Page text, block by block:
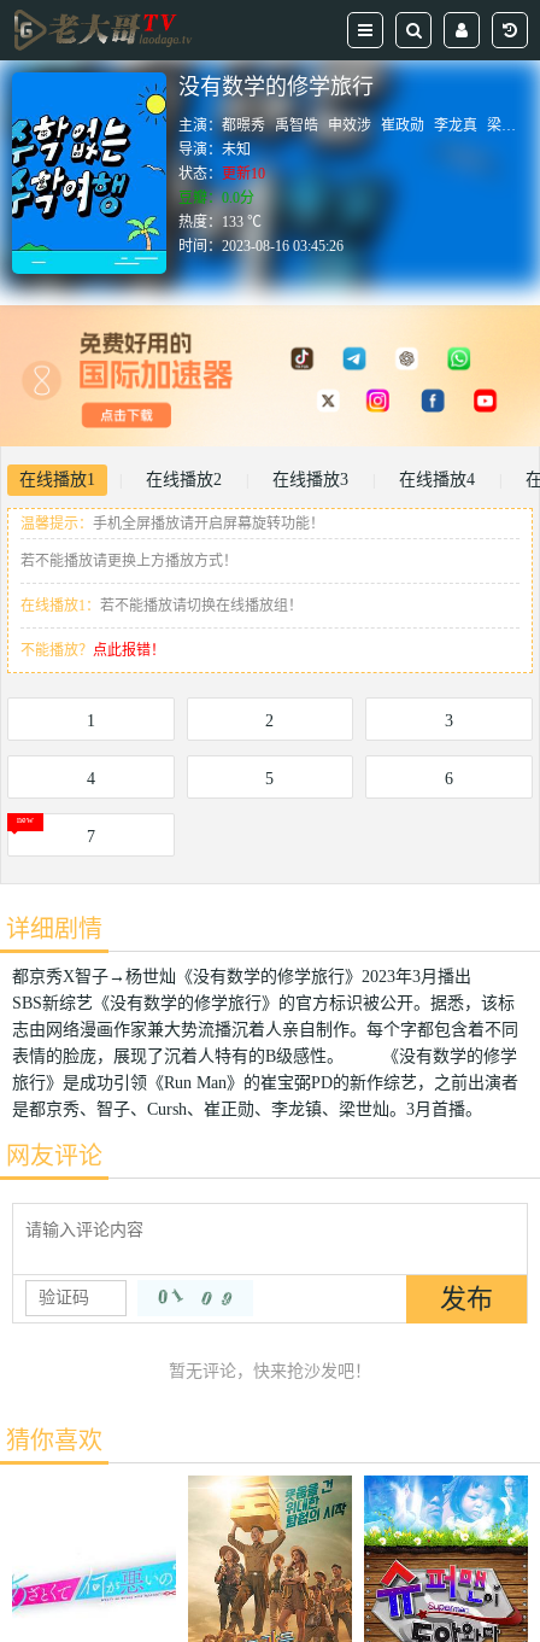
没有数学的修学旅行
主演：都暻秀 禹智皓 申效涉 崔政勋 李龙真 梁世灿
导演：未知
状态： 更新10
豆瓣：0.0分
热度：133 ℃
时间：2023-08-16 03:45:26
在线播放1 在线播放2 在线播放3 在线播放4
温馨提示： 手机全屏播放请开启屏幕旋转功能！
若不能播放请更换上方播放方式！
在线播放1： 若不能播放请切换在线播放组！
不能播放？ 点此报错！
1 2 3
4 5 6
7
详细剧情
都京秀X智子→杨世灿《没有数学的修学旅行》2023年3月播出
SBS新综艺《没有数学的修学旅行》的官方标识被公开。据悉，该标
志由网络漫画作家兼大势流播沉着人亲自制作。每个字都包含着不同
表情的脸庞，展现了沉着人特有的B级感性。 《没有数学的修学
旅行》是成功引领《Run Man》的崔宝弼PD的新作综艺，之前出演者
是都京秀、智子、Cursh、崔正勋、李龙镇、梁世灿。3月首播。
网友评论
暂无评论，快来抢沙发吧！
猜你喜欢